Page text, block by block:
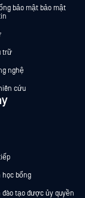
bảo mật bảo mật
trữ
nghệ
cứu
bổng
tạo được ủy quyền